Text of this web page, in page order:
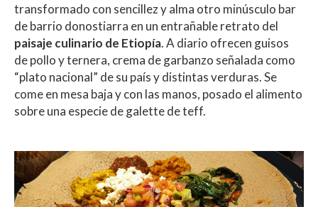
transformado con sencillez y alma otro minúsculo bar
de barrio donostiarra en un entrañable retrato del
paisaje culinario de Etiopía. A diario ofrecen guisos
de pollo y ternera, crema de garbanzo señalada como
“plato nacional” de su país y distintas verduras. Se
come en mesa baja y con las manos, posado el alimento
sobre una especie de galette de teff.